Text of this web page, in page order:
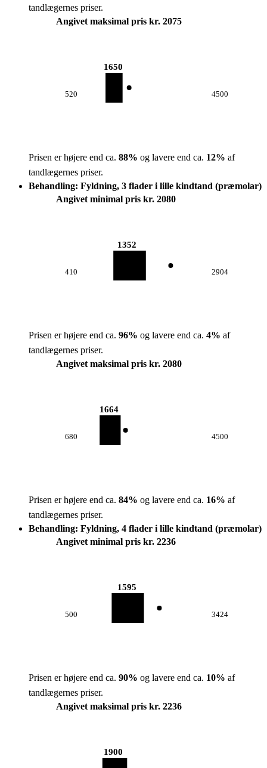
tandlægernes priser.
Angivet maksimal pris kr. 2075
520
1650
4500
Prisen er højere end ca. 88% og lavere end ca. 12% af
tandlægernes priser.
Behandling: Fyldning, 3 flader i lille kindtand (præmolar)
Angivet minimal pris kr. 2080
410
1352
2904
Prisen er højere end ca. 96% og lavere end ca. 4% af
tandlægernes priser.
Angivet maksimal pris kr. 2080
680
1664
4500
Prisen er højere end ca. 84% og lavere end ca. 16% af
tandlægernes priser.
Behandling: Fyldning, 4 flader i lille kindtand (præmolar)
Angivet minimal pris kr. 2236
500
1595
3424
Prisen er højere end ca. 90% og lavere end ca. 10% af
tandlægernes priser.
Angivet maksimal pris kr. 2236
1900